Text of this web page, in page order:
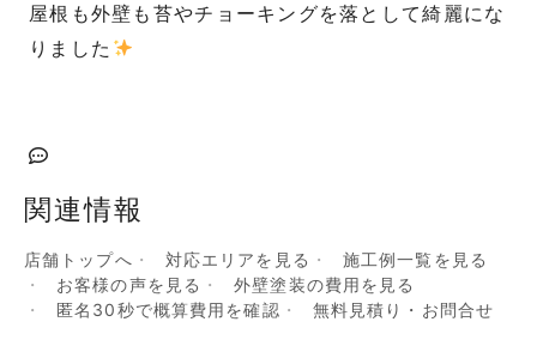
屋根も外壁も苔やチョーキングを落として綺麗にな
りました
関連情報
店舗トップへ 対応エリアを見る
施工例一覧を見る
お客様の声を見る
外壁塗装の費用を見る
匿名30秒で概算費用を確認
無料見積り・お問合せ